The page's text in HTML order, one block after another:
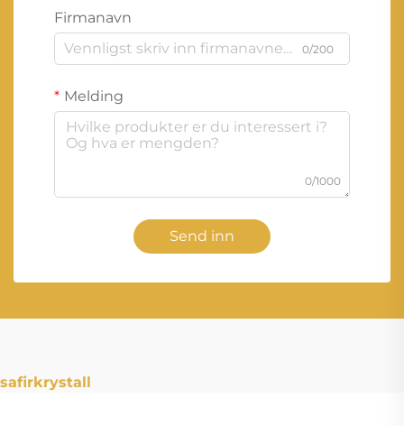
Firmanavn
0/200
Melding
0/1000
Send inn
safirkrystall